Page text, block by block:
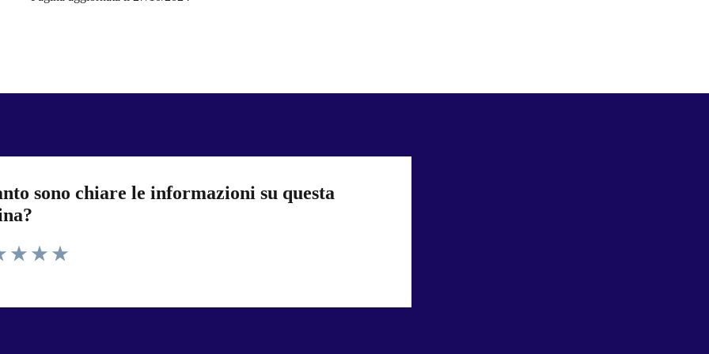
sono chiare le informazioni su questa